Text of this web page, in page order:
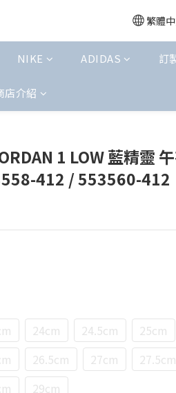
繁體
NIKE ADIDAS 訂
店介紹
1 LOW 藍精靈
412 / 553560-412
24cm 24.5cm
25cm
26.5cm 27cm
27.5cm
29cm